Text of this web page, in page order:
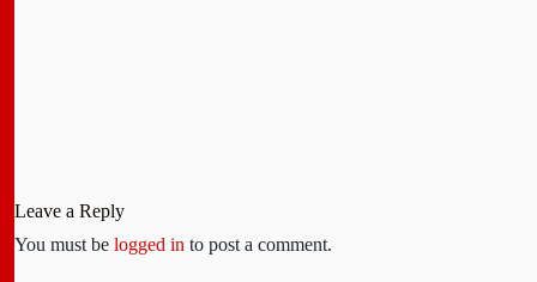
Leave a Reply
You must be logged in to post a comment.